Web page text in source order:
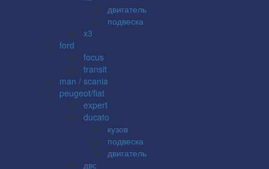
двигатель
подвеска
x3
ford
focus
transit
man / scania
peugeot/fiat
expert
ducato
кузов
подвеска
двигатель
двс